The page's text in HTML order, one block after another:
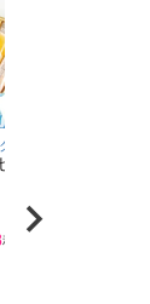
ゼリー♪
ー30
税込